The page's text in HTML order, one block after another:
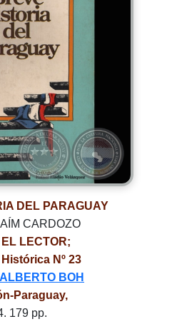
DEL PARAGUAY
CARDOZO
LECTOR;
Nº 23
BOH
Paraguay,
179 pp.